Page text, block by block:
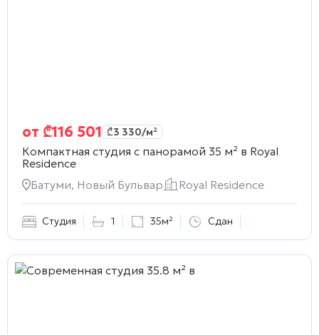
от ₾116 501 ₾3 330/м²
Компактная студия с панорамой 35 м² в Royal
Residence
Батуми, Новый Бульвар
Royal Residence
Студия 1 35м² Сдан